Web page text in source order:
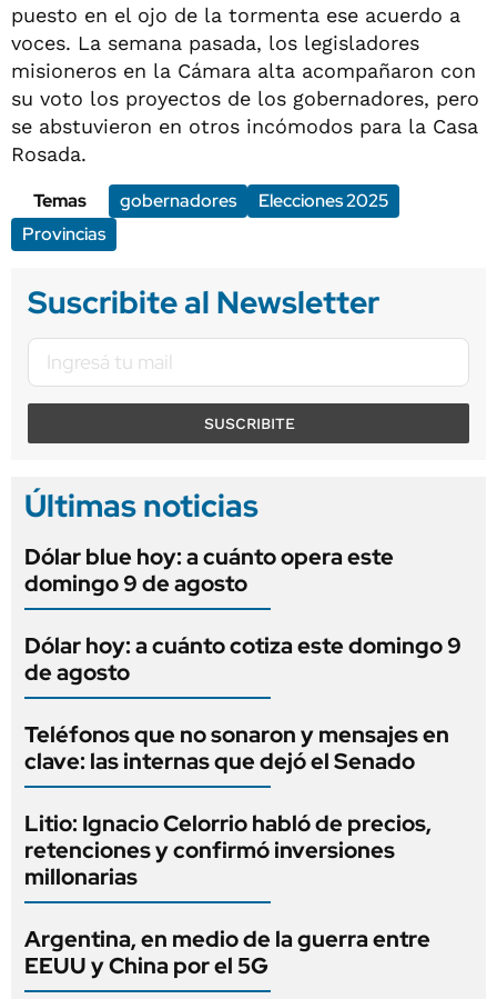
puesto en el ojo de la tormenta ese acuerdo a
voces. La semana pasada, los legisladores
misioneros en la Cámara alta acompañaron con
su voto los proyectos de los gobernadores, pero
se abstuvieron en otros incómodos para la Casa
Rosada.
Temas
gobernadores
Elecciones 2025
Provincias
Suscribite al Newsletter
SUSCRIBITE
Últimas noticias
Dólar blue hoy: a cuánto opera este
domingo 9 de agosto
Dólar hoy: a cuánto cotiza este domingo 9
de agosto
Teléfonos que no sonaron y mensajes en
clave: las internas que dejó el Senado
Litio: Ignacio Celorrio habló de precios,
retenciones y confirmó inversiones
millonarias
Argentina, en medio de la guerra entre
EEUU y China por el 5G